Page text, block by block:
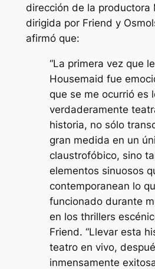
dirección de la productora
dirigida por Friend y
afirmó que:
“La primera vez que
Housemaid fue
que se me ocurrió es
verdaderamente
historia, no sólo
gran medida en un
claustrofóbico, sino
elementos sinuosos
contemporanean lo
funcionado durante
en los thrillers
Friend. “Llevar esta
teatro en vivo,
inmensamente